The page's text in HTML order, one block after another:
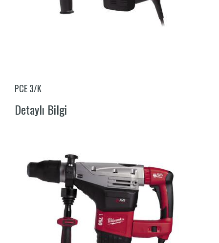
PCE 3/K
Detaylı Bilgi